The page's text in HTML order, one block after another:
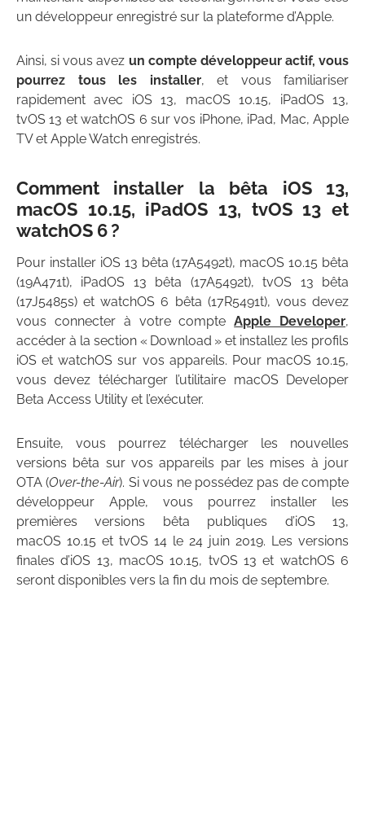
un développeur enregistré sur la plateforme d’Apple.
Ainsi, si vous avez un compte développeur actif, vous
pourrez tous les installer, et vous familiariser
rapidement avec iOS 13, macOS 10.15, iPadOS 13,
tvOS 13 et watchOS 6 sur vos iPhone, iPad, Mac, Apple
TV et Apple Watch enregistrés.
Comment installer la bêta iOS 13,
macOS 10.15, iPadOS 13, tvOS 13 et
watchOS 6 ?
Pour installer iOS 13 bêta (17A5492t), macOS 10.15 bêta
(19A471t), iPadOS 13 bêta (17A5492t), tvOS 13 bêta
(17J5485s) et watchOS 6 bêta (17R5491t), vous devez
vous connecter à votre compteApple Developer,
accéder à la section « Download » et installez les profils
iOS et watchOS sur vos appareils. Pour macOS 10.15,
vous devez télécharger l’utilitaire macOS Developer
Beta Access Utility et l’exécuter.
Ensuite, vous pourrez télécharger les nouvelles
versions bêta sur vos appareils par les mises à jour
OTA (Over-the-Air). Si vous ne possédez pas de compte
développeur Apple, vous pourrez installer les
premières versions bêta publiques d’iOS 13,
macOS 10.15 et tvOS 14 le 24 juin 2019. Les versions
finales d’iOS 13, macOS 10.15, tvOS 13 et watchOS 6
seront disponibles vers la fin du mois de septembre.